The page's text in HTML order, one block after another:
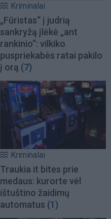
Kriminalai
„Fūristas“ į judrią
sankryžą įlėkė „ant
rankinio“: vilkiko
puspriekabės ratai pakilo
į orą (7)
Kriminalai
Traukia it bites prie
medaus: kurorte vėl
ištuštino žaidimų
automatus (1)